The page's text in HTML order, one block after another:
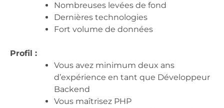
Nombreuses levées de fond
Dernières technologies
Fort volume de données
Profil :
Vous avez minimum deux ans
d’expérience en tant que Développeur
Backend
Vous maîtrisez PHP